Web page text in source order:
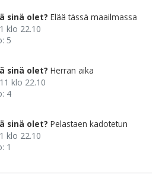
sinä olet? Elää tässä maailmassa
klo 22.10
5
sinä olet? Herran aika
klo 22.10
4
sinä olet? Pelastaen kadotetun
klo 22.10
1